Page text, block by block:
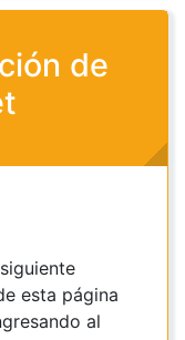
de
esta página
al